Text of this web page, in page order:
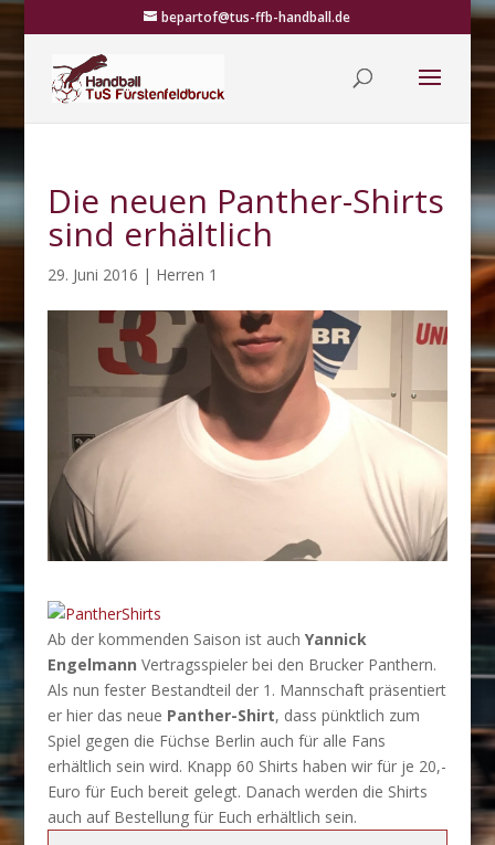
bepartof@tus-ffb-handball.de
Die neuen Panther-Shirts
sind erhältlich
29. Juni 2016 | Herren 1
Ab der kommenden Saison ist auch Yannick
Engelmann Vertragsspieler bei den Brucker Panthern.
Als nun fester Bestandteil der 1. Mannschaft präsentiert
er hier das neue Panther-Shirt, dass pünktlich zum
Spiel gegen die Füchse Berlin auch für alle Fans
erhältlich sein wird. Knapp 60 Shirts haben wir für je 20,-
Euro für Euch bereit gelegt. Danach werden die Shirts
auch auf Bestellung für Euch erhältlich sein.